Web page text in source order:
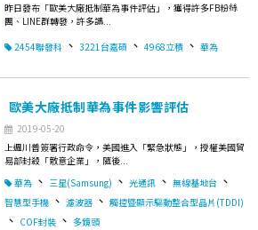
昨日發布「歐美大廠抵制華為事件評估」，獲得許多FB粉絲
團、LINE群轉發，許多讀...
2454聯發科 、 3221台嘉碩 、 4968立積 、 華為
歐美大廠抵制華為事件影響評估
2019-05-20
上週川普簽署行政命令，美國進入「緊急狀態」，授權美國貿
易部封殺「敵意企業」，隨後...
華為 、 三星(Samsung) 、 光通訊 、 無線基地台 、
智慧型手機 、 濾波器 、 觸控暨顯示驅動整合型晶片(TDDI)
、 COF封裝 、 多鏡頭